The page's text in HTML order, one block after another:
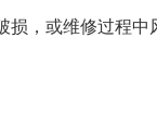
损，或维修过程